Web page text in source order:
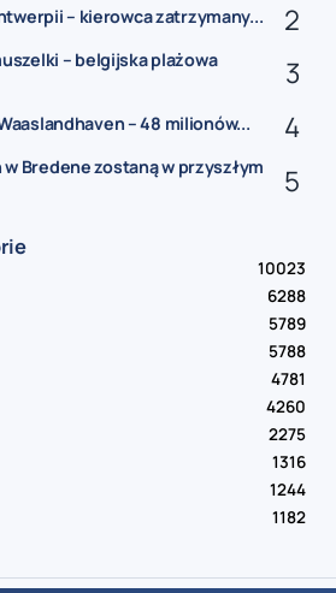
– kierowca zatrzymany...
– belgijska plażowa
– 48 milionów...
Bredene zostaną w przyszłym
10023
6288
5789
5788
4781
4260
2275
1316
1244
1182